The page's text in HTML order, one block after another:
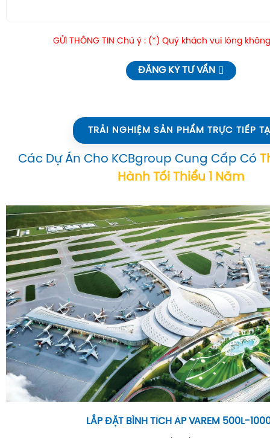
GỬI THÔNG TIN Chú ý : (*) Quý khách vui lòng
ĐĂNG KÝ TƯ VẤN
TRẢI NGHIỆM SẢN PHẨM TRỰC TIẾP
Các Dự Án Cho KCBgroup Cung Cấp Có
Hành Tối Thiểu 1 Năm
LẮP ĐẶT BÌNH TÍCH ÁP VAREM 500L-